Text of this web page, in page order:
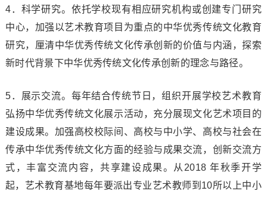
4．科学研究。依托学校现有相应研究机构或创建专门研究
中心，加强以艺术教育项目为重点的中华优秀传统文化教育
研究，厘清中华优秀传统文化传承创新的价值与内涵，探索
新时代背景下中华优秀传统文化传承创新的理念与路径。
5．展示交流。每年结合传统节日，组织开展学校艺术教育
弘扬中华优秀传统文化展示活动，充分展现文化艺术项目的
建设成果。加强高校校际间、高校与中小学、高校与社会在
传承中华优秀传统文化方面的经验与成果交流，创新交流方
式，丰富交流内容，共享建设成果。从2018 年秋季开学
起，艺术教育基地每年要派出专业艺术教师到10所以上中小